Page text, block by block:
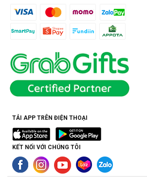
TẢI APP TRÊN ĐIỆN THOẠI
KẾT NỐI VỚI CHÚNG TÔI